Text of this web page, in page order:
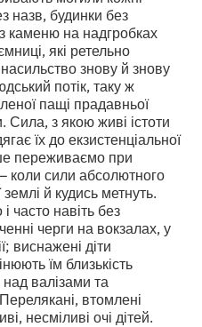
назв, будинки без
з каменю на надгробках
які ретельно
знову й знову
потік, таку ж
пащі прадавньої
Сила, з якою живі істоти
їх до екзистенціальної
переживаємо при
коли сили абсолютного
й кудись метнуть.
часто навіть без
черги на вокзалах, у
виснажені діти
їм близькість
валізами та
втомлені
несміливі очі дітей.